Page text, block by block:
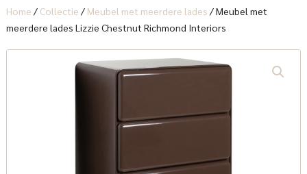
Home / Collectie / Meubel met meerdere lades /Meubel met
meerdere lades Lizzie Chestnut Richmond Interiors